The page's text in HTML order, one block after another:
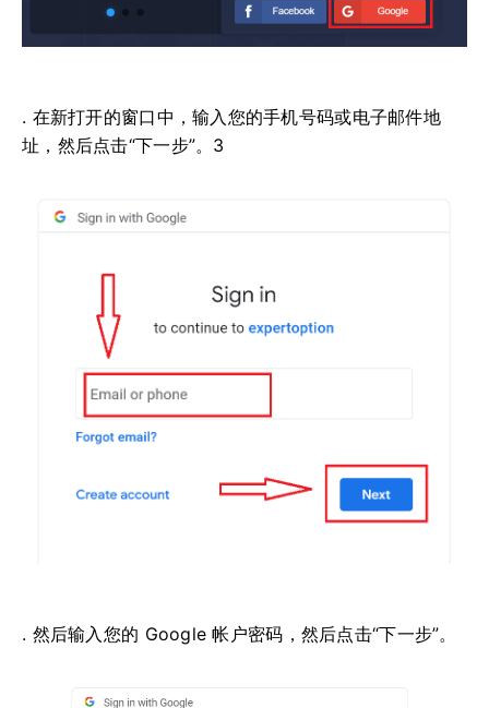
. 在新打开的窗口中，输入您的手机号码或电子邮件地
址，然后点击“下一步”。3
. 然后输入您的 Google 帐户密码，然后点击“下一步”。